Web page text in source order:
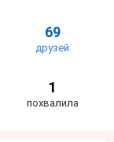
69
друзей
1
похвалила